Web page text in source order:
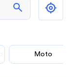
search
Moto